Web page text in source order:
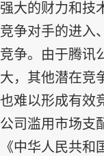
强大的财力和技
竞争对手的进入
竞争。由于腾讯
大，其他潜在竞
也难以形成有效
公司滥用市场支
《中华人民共